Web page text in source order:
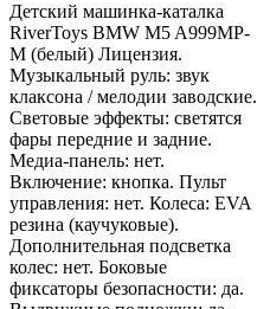
Детский машинка-каталка
RiverToys BMW M5 A999MP-
M (белый) Лицензия.
Музыкальный руль: звук
клаксона / мелодии заводские.
Световые эффекты: светятся
фары передние и задние.
Медиа-панель: нет.
Включение: кнопка. Пульт
управления: нет. Колеса: EVA
резина (каучуковые).
Дополнительная подсветка
колес: нет. Боковые
фиксаторы безопасности: да.